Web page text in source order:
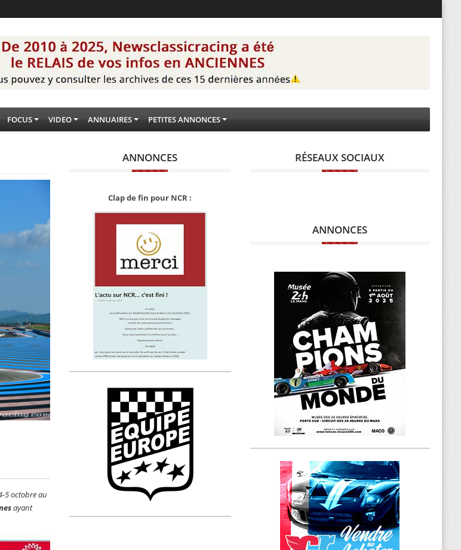
FOCUS VIDEO ANNUAIRES PETITES ANNONCES
5 octobre au
ayant
ANNONCES
Clap de fin pour NCR :
RÉSEAUX SOCIAUX
ANNONCES